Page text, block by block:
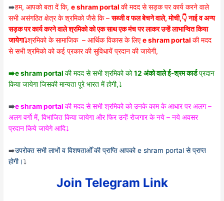
➡️हम, आपको बता दें कि,e shram portalकी मदद से सड़क पर कार्य करने वाले
सभी असंगठित क्षेत्र के श्रमिको जैसे कि –सब्जी व फल बेचने वाले, मोची,👇 नाई व अन्य
सड़क पर कार्य करने वाले श्रमिको को एक साथ एक मंच पर लाकर उन्हें लाभान्वित किया
जायेगा⤵️श्रमिको के सामाजिक – आर्थिक विकास के लिएe shram portalकी मदद
से सभी श्रमिको को कई प्रकार की सुविधायें प्रदान की जायेगी,
➡️e shram portalकी मदद से सभी श्रमिको को12 अंको वाले ई-श्रम कार्डप्रदान
किया जायेगा जिसकी मान्यता पूरे भारत में होगी,⤵️
➡️e shram portalकी मदद से सभी श्रमिको को उनके काम के आधार पर अलग –
अलग वर्गो में, विभाजित किया जायेगा और फिर उन्हें रोजगार के नये – नये अवसर
प्रदान किये जायेगे आदि⤵️
➡️उपरोक्त सभी लाभों व विशषताओँ की प्राप्ति आपको e shram portal से प्राप्त
होगी।⤵️
Join Telegram Link